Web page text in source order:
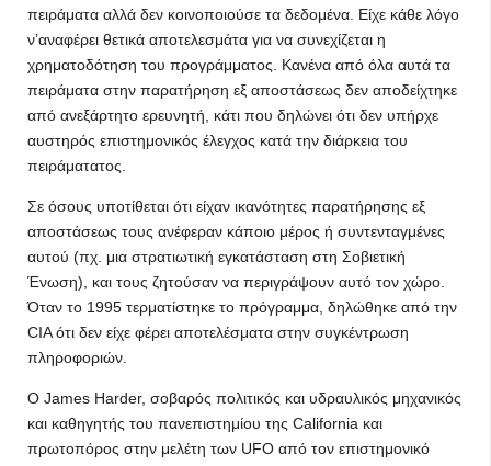
πειράματα αλλά δεν κοινοποιούσε τα δεδομένα. Είχε κάθε λόγο
ν’αναφέρει θετικά αποτελεσμάτα για να συνεχίζεται η
χρηματοδότηση του προγράμματος. Κανένα από όλα αυτά τα
πειράματα στην παρατήρηση εξ αποστάσεως δεν αποδείχτηκε
από ανεξάρτητο ερευνητή, κάτι που δηλώνει ότι δεν υπήρχε
αυστηρός επιστημονικός έλεγχος κατά την διάρκεια του
πειράματατος.
Σε όσους υποτίθεται ότι είχαν ικανότητες παρατήρησης εξ
αποστάσεως τους ανέφεραν κάποιο μέρος ή συντενταγμένες
αυτού (πχ. μια στρατιωτική εγκατάσταση στη Σοβιετική
Ένωση), και τους ζητούσαν να περιγράψουν αυτό τον χώρο.
Όταν το 1995 τερματίστηκε το πρόγραμμα, δηλώθηκε από την
CIA ότι δεν είχε φέρει αποτελέσματα στην συγκέντρωση
πληροφοριών.
Ο James Harder, σοβαρός πολιτικός και υδραυλικός μηχανικός
και καθηγητής του πανεπιστημίου της California και
πρωτοπόρος στην μελέτη των UFO από τον επιστημονικό